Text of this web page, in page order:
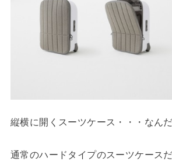
縦横に開くスーツケース・・・なんだ
通常のハードタイプのスーツケース